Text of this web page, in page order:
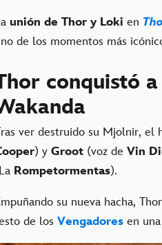
unión de Thor y Loki en
de los momentos más
conquistó
ver destruido su Mjolnir, el
) y Groot (voz de Vin
Rompetormentas).
su nueva hacha,
de los Vengadores en